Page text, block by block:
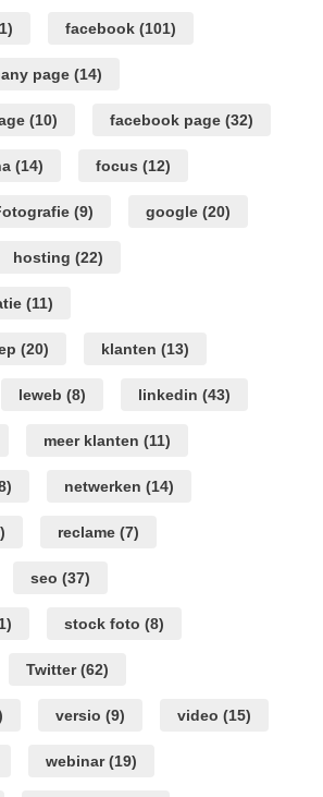
facebook (101)
page (14)
(10) facebook page (32)
(14) focus (12)
(9) google (20)
hosting (22)
(11)
(20) klanten (13)
leweb (8) linkedin (43)
meer klanten (11)
netwerken (14)
reclame (7)
seo (37)
stock foto (8)
Twitter(62)
versio (9) video (15)
webinar(19)